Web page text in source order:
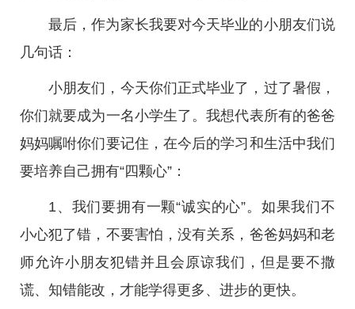
最后，作为家长我要对今天毕业的小朋友们说
几句话：
小朋友们，今天你们正式毕业了，过了暑假，
你们就要成为一名小学生了。我想代表所有的爸爸
妈妈嘱咐你们要记住，在今后的学习和生活中我们
要培养自己拥有“四颗心”：
1、我们要拥有一颗“诚实的心”。如果我们不
小心犯了错，不要害怕，没有关系，爸爸妈妈和老
师允许小朋友犯错并且会原谅我们，但是要不撒
谎、知错能改，才能学得更多、进步的更快。